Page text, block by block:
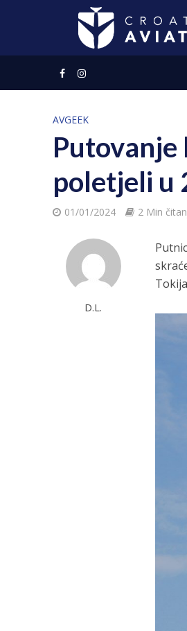
AVGEEK
Putovanje
poletjeli u
01/01/2024 2 Min
D.L.